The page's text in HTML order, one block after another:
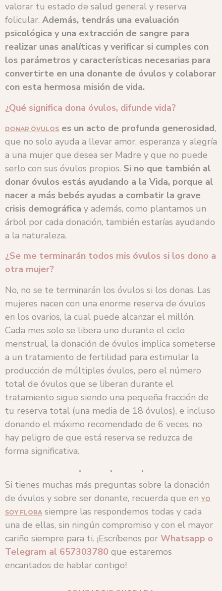
valorar tu estado de salud general y reserva
folicular. Además, tendrás una evaluación
psicológica y una extracción de sangre para
realizar unas analíticas y verificar si cumples con
los parámetros y características necesarias para
convertirte en una donante de óvulos y colaborar
con esta hermosa misión de vida.
¿Qué significa dona óvulos, difunde vida?
DONAR ÓVULOS es un acto de profunda generosidad,
que no solo ayuda a llevar amor, esperanza y alegría
a una mujer que desea ser Madre y que no puede
serlo con sus óvulos propios. Si no que también al
donar óvulos estás ayudando a la Vida, porque al
nacer a más bebés ayudas a combatir la grave
crisis demográfica y además, como plantamos un
árbol por cada donación, también estarías ayudando
a la naturaleza.
¿Se me terminarán todos mis óvulos si los dono a
otra mujer?
No, no se te terminarán los óvulos si los donas. Las
mujeres nacen con una enorme reserva de óvulos
en los ovarios, la cual puede alcanzar el millón.
Cada mes solo se libera uno durante el ciclo
menstrual, la donación de óvulos implica someterse
a un tratamiento de fertilidad para estimular la
producción de múltiples óvulos, pero el número
total de óvulos que se liberan durante el
tratamiento sigue siendo una pequeña fracción de
tu reserva total (una media de 18 óvulos), e incluso
donando el máximo recomendado de 6 veces, no
hay peligro de que está reserva se reduzca de
forma significativa.
Si tienes muchas más preguntas sobre la donación
de óvulos y sobre ser donante, recuerda que en YO
SOY FLORA siempre las respondemos todas y cada
una de ellas, sin ningún compromiso y con el mayor
cariño siempre para ti. ¡Escríbenos por Whatsapp o
Telegram al 657303780 que estaremos
encantados de hablar contigo!